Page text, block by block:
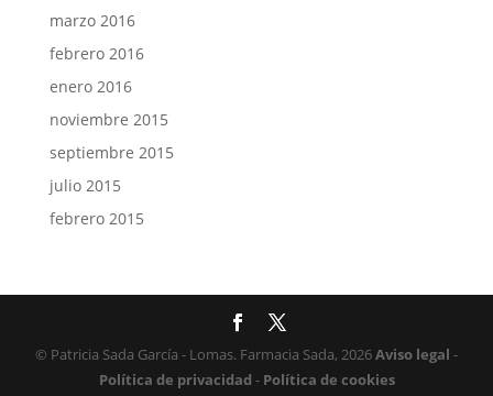
marzo 2016
febrero 2016
enero 2016
noviembre 2015
septiembre 2015
julio 2015
febrero 2015
© Patricia Sada García - Lomas. Farmacia Sada, 2026Aviso legal -
Política de privacidad -Política de cookies